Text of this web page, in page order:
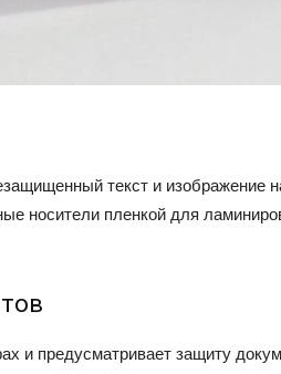
текст и изображение
носители пленкой для
и предусматривает защиту